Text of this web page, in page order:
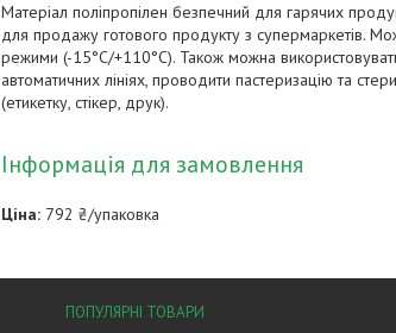
Матеріал поліпропілен безпечний для гарячих
для продажу готового продукту з супермаркетів.
режими (-15°C/+110°C). Також можна
автоматичних лініях, проводити пастеризацію та
(етикетку, стікер, друк).
Інформація для замовлення
Ціна: 792 ₴/упаковка
ПОПУЛЯРНІ ТОВАРИ